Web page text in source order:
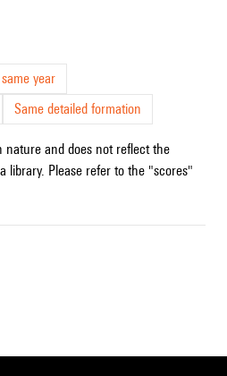
year
Same detailed formation
nature and does not reflect the
library. Please refer to the "scores"